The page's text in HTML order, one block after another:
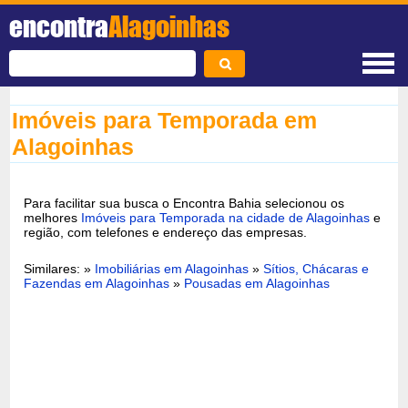
encontraAlagoinhas
Imóveis para Temporada em
Alagoinhas
Para facilitar sua busca o Encontra Bahia selecionou os
melhores Imóveis para Temporada na cidade de Alagoinhas e
região, com telefones e endereço das empresas.
Similares: » Imobiliárias em Alagoinhas »Sítios, Chácaras e
Fazendas em Alagoinhas » Pousadas em Alagoinhas